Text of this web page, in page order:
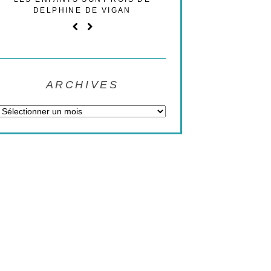
DELPHINE DE VIGAN
ARCHIVES
Archives